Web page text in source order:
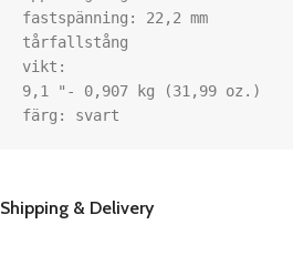
fastspänning: 22,2 mm
tårfallstång
vikt:
9,1 "- 0,907 kg (31,99 oz.)
färg: svart
Shipping & Delivery